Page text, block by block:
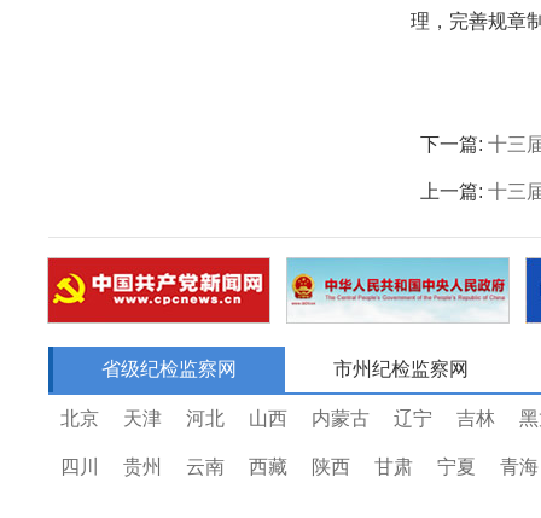
理，完善规章
下一篇: 十三
上一篇: 十三
省级纪检监察网 市州纪检监察网
北京 天津 河北 山西 内蒙古 辽宁 吉林
四川 贵州 云南 西藏 陕西 甘肃 宁夏 青海